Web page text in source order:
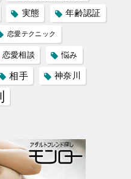
実態 年齢認証
恋愛テクニック
恋愛相談 悩み
相手 神奈川